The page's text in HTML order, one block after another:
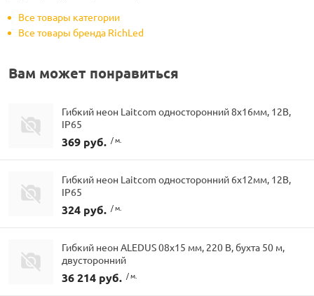
Все товары категории
Все товары бренда RichLed
Вам может понравиться
Гибкий неон Laitcom односторонний 8х16мм, 12В,
IP65
369 руб. / м.
Гибкий неон Laitcom односторонний 6х12мм, 12В,
IP65
324 руб. / м.
Гибкий неон ALEDUS 08х15 мм, 220 В, бухта 50 м,
двусторонний
36 214 руб. / м.